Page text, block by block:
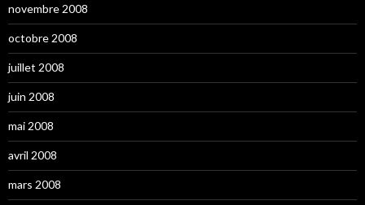
novembre 2008
octobre 2008
juillet 2008
juin 2008
mai 2008
avril 2008
mars 2008